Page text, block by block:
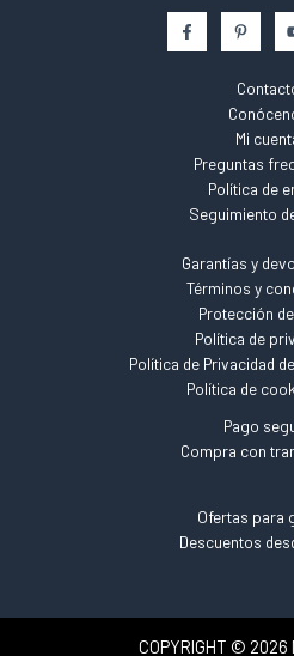
Mi
Preguntas
Política de
Seguimiento
Garantías y
Términos y
Protección
Política de
Política de Privacidad
Política de
Pago
Compra con
Ofertas para
Descuentos
COPYRIGHT © 2026